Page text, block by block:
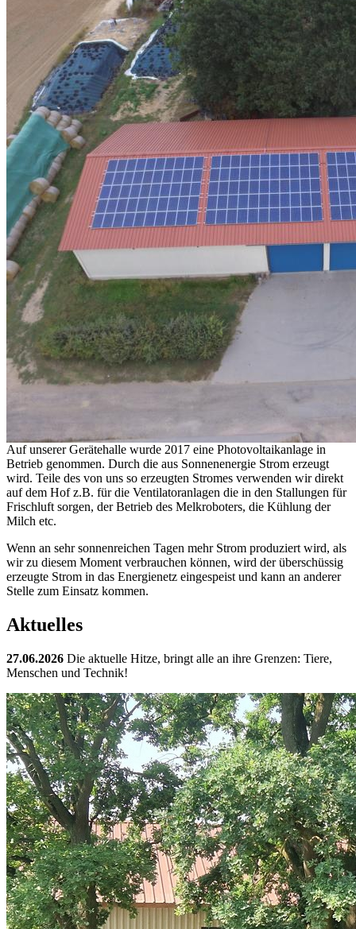
Auf unserer Gerätehalle wurde 2017 eine Photovoltaikanlage in
Betrieb genommen. Durch die aus Sonnenenergie Strom erzeugt
wird. Teile des von uns so erzeugten Stromes verwenden wir direkt
auf dem Hof z.B. für die Ventilatoranlagen die in den Stallungen für
Frischluft sorgen, der Betrieb des Melkroboters, die Kühlung der
Milch etc.
Wenn an sehr sonnenreichen Tagen mehr Strom produziert wird, als
wir zu diesem Moment verbrauchen können, wird der überschüssig
erzeugte Strom in das Energienetz eingespeist und kann an anderer
Stelle zum Einsatz kommen.
Aktuelles
27.06.2026 Die aktuelle Hitze, bringt alle an ihre Grenzen: Tiere,
Menschen und Technik!